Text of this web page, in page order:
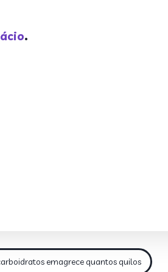
.
emagrece quantos quilos